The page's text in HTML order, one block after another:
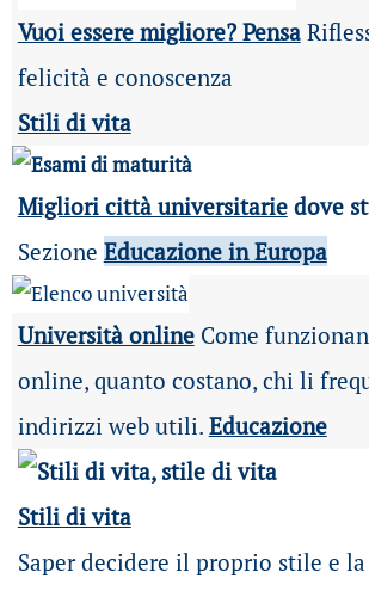
Vuoi essere migliore? Pensa
felicità e conoscenza
Stili di vita
Migliori città universitariedove
Sezione Educazione in Europa
Università online Come
online, quanto costano, chi li
indirizzi web utili. Educazione
Stili di vita
Saper decidere il proprio stile e